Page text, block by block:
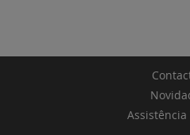
Assistência